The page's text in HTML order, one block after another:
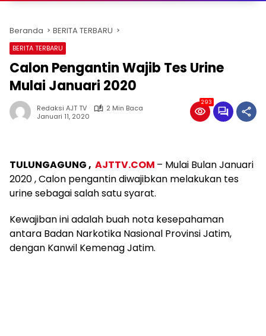
Beranda BERITA TERBARU
BERITA TERBARU
Calon Pengantin Wajib Tes Urine
Mulai Januari 2020
Redaksi AJT TV
2 Min Baca
Januari 11, 2020
293
TULUNGAGUNG , AJTTV.COM – Mulai Bulan Januari
2020 , Calon pengantin diwajibkan melakukan tes
urine sebagai salah satu syarat.
Kewajiban ini adalah buah nota kesepahaman
antara Badan Narkotika Nasional Provinsi Jatim,
dengan Kanwil Kemenag Jatim.